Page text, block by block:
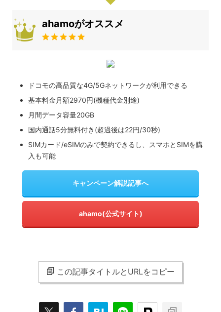
ahamoがオススメ
ドコモの高品質な4G/5Gネットワークが利用できる
基本料金月額2970円(機種代金別途)
月間データ容量20GB
国内通話5分無料付き(超過後は22円/30秒)
SIMカード/eSIMのみで契約できるし、スマホとSIMを購
入も可能
キャンペーン解説記事へ
ahamo(公式サイト)
この記事タイトルとURLをコピー